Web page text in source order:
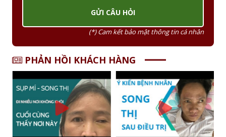
(*) Cam kết bảo mật thông tin cá nhân
PHẢN HỒI KHÁCH HÀNG